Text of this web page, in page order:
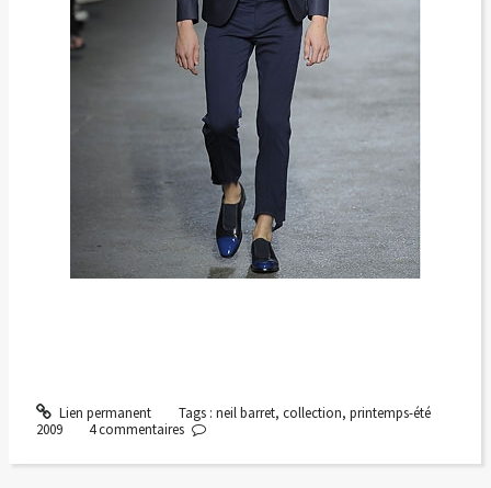
Lien permanent Tags : neil barret, collection, printemps-été
2009
4commentaires